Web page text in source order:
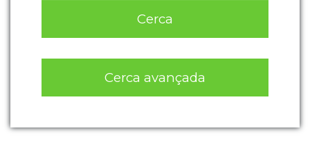
Cerca
Cerca avançada